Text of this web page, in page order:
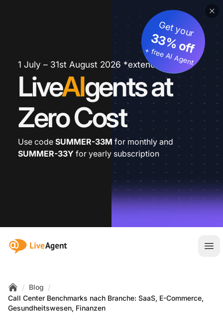
1 July – 31st August 2026 *extended
LiveAIgents at
Zero Cost
Get your
33% off
+ free AI Agent
Use code SUMMER-33M for monthly and
SUMMER-33Y for yearly subscription
:site.title
Home
/ Blog /
Call Center Benchmarks nach Branche: SaaS, E-Commerce,
Gesundheitswesen, Finanzen